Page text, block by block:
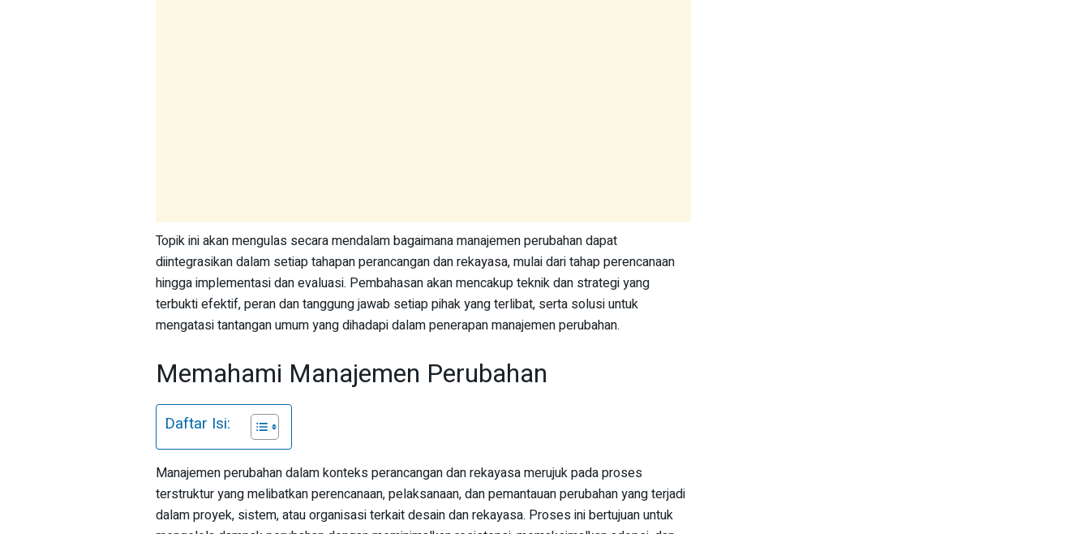
Topik ini akan mengulas secara mendalam bagaimana manajemen perubahan dapat
diintegrasikan dalam setiap tahapan perancangan dan rekayasa, mulai dari tahap perencanaan
hingga implementasi dan evaluasi. Pembahasan akan mencakup teknik dan strategi yang
terbukti efektif, peran dan tanggung jawab setiap pihak yang terlibat, serta solusi untuk
mengatasi tantangan umum yang dihadapi dalam penerapan manajemen perubahan.
Memahami Manajemen Perubahan
Daftar Isi:
Manajemen perubahan dalam konteks perancangan dan rekayasa merujuk pada proses
terstruktur yang melibatkan perencanaan, pelaksanaan, dan pemantauan perubahan yang terjadi
dalam proyek, sistem, atau organisasi terkait desain dan rekayasa. Proses ini bertujuan untuk